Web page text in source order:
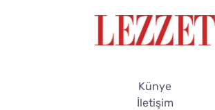
Künye
İletişim